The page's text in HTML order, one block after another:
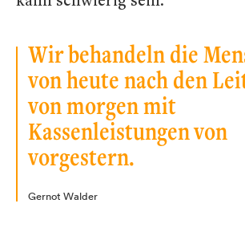
Wir behandeln die
von heute nach den
von morgen mit
Kassenleistungen von
vorgestern.
Gernot Walder